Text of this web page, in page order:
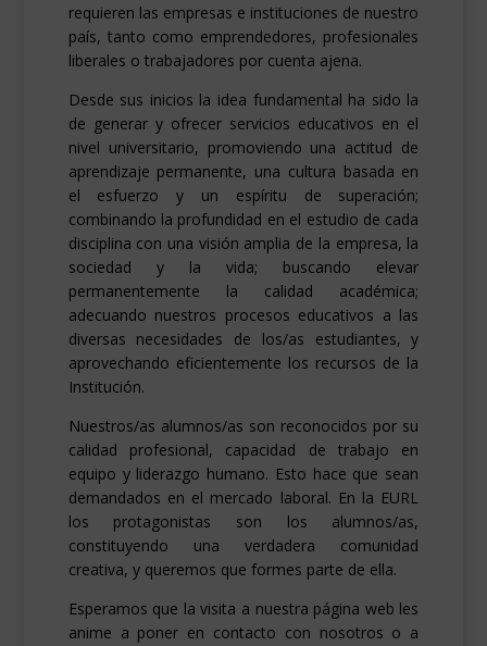
requieren las empresas e instituciones de nuestro
país, tanto como emprendedores, profesionales
liberales o trabajadores por cuenta ajena.
Desde sus inicios la idea fundamental ha sido la
de generar y ofrecer servicios educativos en el
nivel universitario, promoviendo una actitud de
aprendizaje permanente, una cultura basada en
el esfuerzo y un espíritu de superación;
combinando la profundidad en el estudio de cada
disciplina con una visión amplia de la empresa, la
sociedad y la vida; buscando elevar
permanentemente la calidad académica;
adecuando nuestros procesos educativos a las
diversas necesidades de los/as estudiantes, y
aprovechando eficientemente los recursos de la
Institución.
Nuestros/as alumnos/as son reconocidos por su
calidad profesional, capacidad de trabajo en
equipo y liderazgo humano. Esto hace que sean
demandados en el mercado laboral. En la EURL
los protagonistas son los alumnos/as,
constituyendo una verdadera comunidad
creativa, y queremos que formes parte de ella.
Esperamos que la visita a nuestra página web les
anime a poner en contacto con nosotros o a